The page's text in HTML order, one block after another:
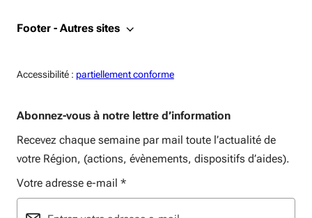
Footer - Autres sites
Accessibilité : Accessiblité:
partiellement conforme
Abonnez-vous à notre lettre d’information
Recevez chaque semaine par mail toute l’actualité de
votre Région, (actions, évènements, dispositifs d’aides).
Votre adresse e-mail *